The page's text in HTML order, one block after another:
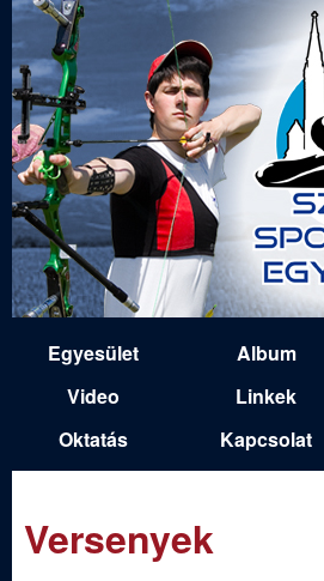
Ugrás
a
tartalomra
e
g
i
m
Egyesület
Album
Video
Linkek
Oktatás
Kapcsolat
Versenyek